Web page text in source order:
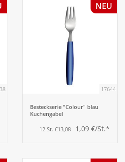
NEU
17644
Besteckserie "Colour" blau
Kuchengabel
12 St. €13,08 1,09 €/St.*